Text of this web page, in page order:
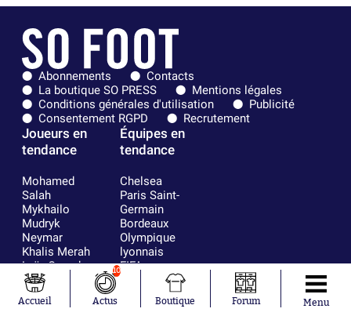
Abonnements
Contacts
La boutique SO PRESS
Mentions légales
Conditions générales d'utilisation
Publicité
Consentement RGPD
Recrutement
Joueurs en
tendance
Mohamed
Salah
Mykhailo
Mudryk
Neymar
Khalis Merah
Loïs Openda
Moussa
Niakhaté
Nicolás
Équipes en
tendance
Chelsea
Paris Saint-
Germain
Bordeaux
Olympique
lyonnais
FIFA
Real Madrid
RC Strasbourg
AC Milan
Accueil
10
Actus Boutique Forum Menu